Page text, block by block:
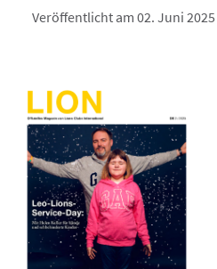
Veröffentlicht am 02. Juni 2025